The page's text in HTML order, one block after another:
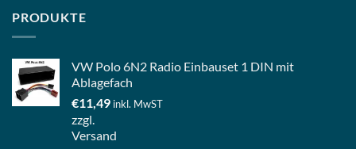
PRODUKTE
VW Polo 6N2 Radio Einbauset 1 DIN mit
Ablagefach
€11,49 inkl. MwST
zzgl.
Versand